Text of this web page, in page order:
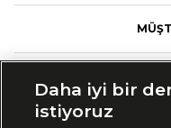
Daha iyi bir
istiyoruz